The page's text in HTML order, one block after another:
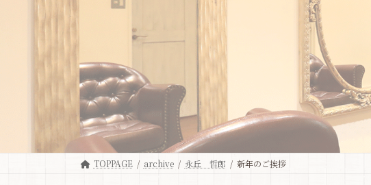
TOPPAGE archive 永丘 哲郎 新年のご挨拶